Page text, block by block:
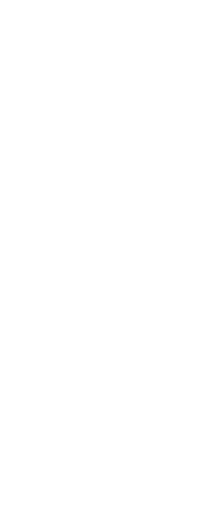
Leveätelaisissa Lynx-
käytetty EasyRide+-
kaikissa malleissa
Kuten muissakin
EasyRide+:n
säätämisellä on
ominaisuuksiin ja
takajousituksen
joista vakioasetus 2
pisin asetus 1 on
haetaan
kevyintä
Rajoitinremmin lyhin
kelkan kykyä nousta
sekä loivemman
mäkien nousemista.